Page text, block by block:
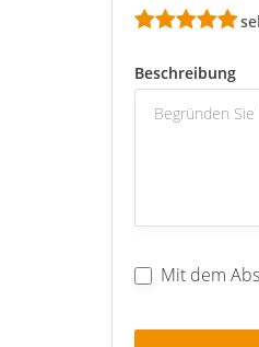
Beschreibung
Mit dem